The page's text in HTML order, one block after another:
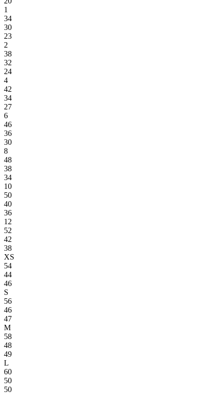
1
34
30
23
2
38
32
24
4
42
34
27
6
46
36
30
8
48
38
34
10
50
40
36
12
52
42
38
XS
54
44
46
S
56
46
47
M
58
48
49
L
60
50
50